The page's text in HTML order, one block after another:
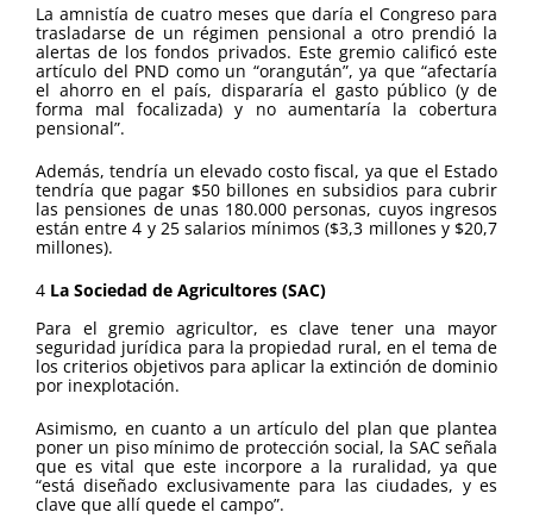
La amnistía de cuatro meses que daría el Congreso para
trasladarse de un régimen pensional a otro prendió la
alertas de los fondos privados. Este gremio calificó este
artículo del PND como un “orangután”, ya que “afectaría
el ahorro en el país, dispararía el gasto público (y de
forma mal focalizada) y no aumentaría la cobertura
pensional”.
Además, tendría un elevado costo fiscal, ya que el Estado
tendría que pagar $50 billones en subsidios para cubrir
las pensiones de unas 180.000 personas, cuyos ingresos
están entre 4 y 25 salarios mínimos ($3,3 millones y $20,7
millones).
4 La Sociedad de Agricultores (SAC)
Para el gremio agricultor, es clave tener una mayor
seguridad jurídica para la propiedad rural, en el tema de
los criterios objetivos para aplicar la extinción de dominio
por inexplotación.
Asimismo, en cuanto a un artículo del plan que plantea
poner un piso mínimo de protección social, la SAC señala
que es vital que este incorpore a la ruralidad, ya que
“está diseñado exclusivamente para las ciudades, y es
clave que allí quede el campo”.